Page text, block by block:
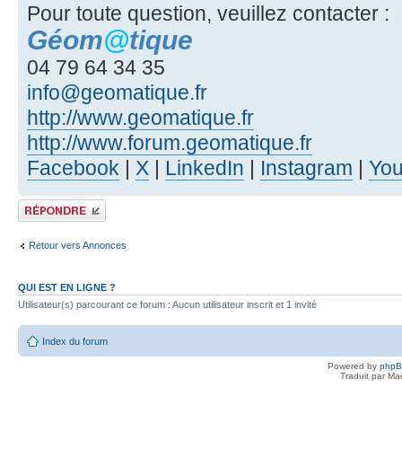
Pour toute question, veuillez contacter :
Géom@tique
04 79 64 34 35
info@geomatique.fr
http://www.geomatique.fr
http://www.forum.geomatique.fr
Facebook | X | LinkedIn | Instagram |
Publier une réponse
Retour vers Annonces
QUI EST EN LIGNE ?
Utilisateur(s) parcourant ce forum : Aucun utilisateur inscrit et 1 invité
Index du forum
Powered by
Traduit par